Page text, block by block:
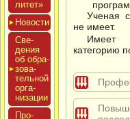
литет»
Новос­ти
Све­
дения
об об­ра­
зова­
тель­ной
ор­га­
низа­ции
Про­
Ученая
не имеет.
Имеет
категорию